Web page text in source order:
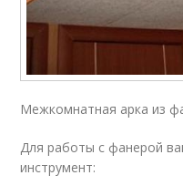
Межкомнатная арка из
Для работы с фанерой
инструмент: